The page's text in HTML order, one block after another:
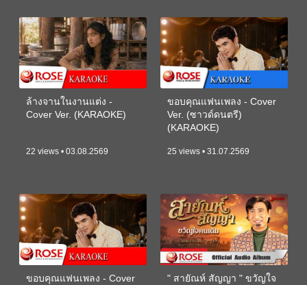
ล้างจานในงานแต่ง -
Cover Ver. (KARAOKE)
22 views • 03.08.2569
ขอบคุณแฟนเพลง - Cover
Ver. (ซาวด์ดนตรี)
(KARAOKE)
25 views • 31.07.2569
ขอบคุณแฟนเพลง - Cover
" สายัณห์ สัญญา " ขวัญใจ